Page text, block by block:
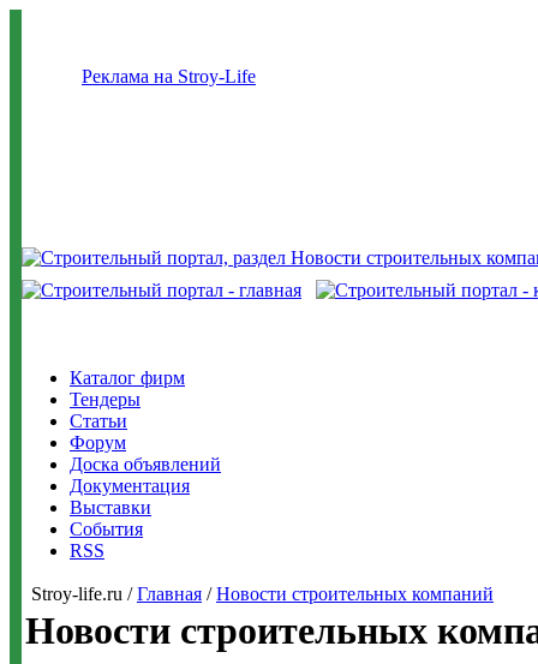
Реклама на Stroy-Life
Каталог фирм
Тендеры
Статьи
Форум
Доска объявлений
Документация
Выставки
События
RSS
Stroy-life.ru /Главная /Новости строительных компаний
Новости строительных